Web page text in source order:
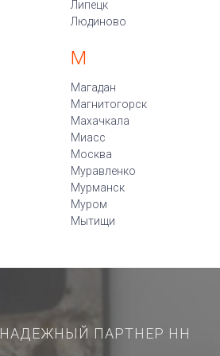
Липецк
Людиново
М
Магадан
Магнитогорск
Махачкала
Миасс
Москва
Муравленко
Мурманск
Муром
Мытищи
НАДЕЖНЫЙ ПАРТНЕР НН